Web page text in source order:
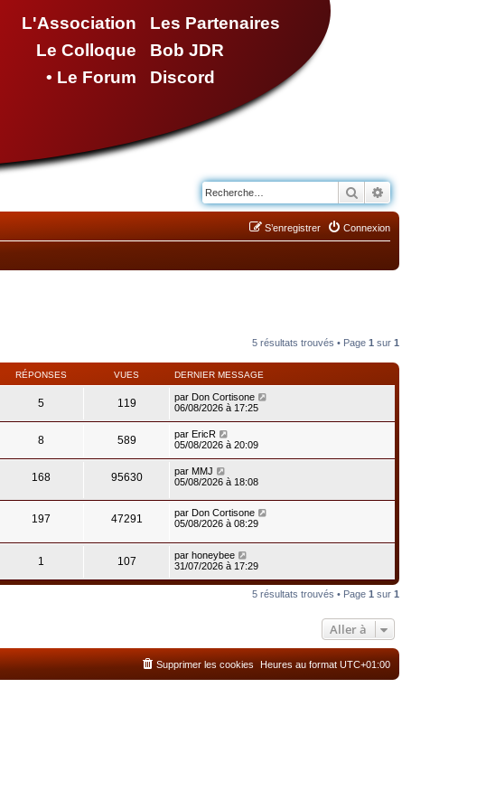
L'Association
Le Colloque
• Le Forum
Les Partenaires
Bob JDR
Discord
Rechercher
Connexion
S’enregistrer
5 résultats trouvés • Page 1 sur 1
RÉPONSES VUES DERNIER MESSAGE
5 119 par Don Cortisone
06/08/2026 à 17:25
8 589 par EricR
05/08/2026 à 20:09
168 95630 par MMJ
05/08/2026 à 18:08
197 47291 par Don Cortisone
05/08/2026 à 08:29
1 107 par honeybee
31/07/2026 à 17:29
5 résultats trouvés • Page 1 sur 1
Aller à
Heures au format UTC+01:00
Supprimer les cookies